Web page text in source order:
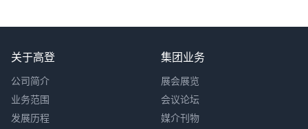
关于高登
公司简介
业务范围
发展历程
集团业务
展会展览
会议论坛
媒介刊物